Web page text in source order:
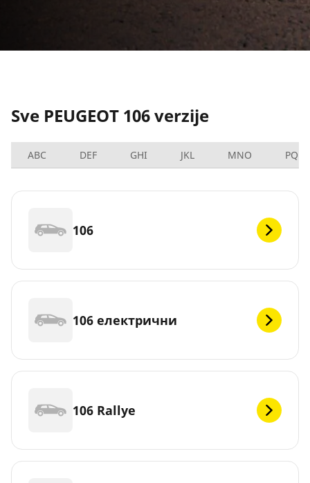
Sve PEUGEOT 106 verzije
ABC DEF GHI JKL MNO PQRS
106
106 електрични
106 Rallye